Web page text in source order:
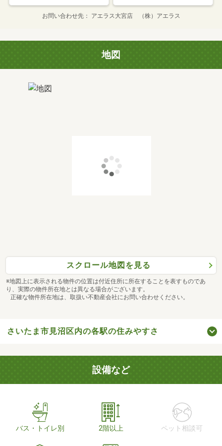
お問い合わせ先 アエラス大宮店 （株）アエラス
地図
スクロール地図を見る
※地図上に表示される物件の位置は付近住所に所在することを表すものであ
り、実際の物件所在地とは異なる場合がございます。
正確な物件所在地は、取扱い不動産会社にお問い合わせください。
さいたま市見沼区内の各駅の住みやすさ
設備など
バス・トイレ別 2階以上 ペット相談可